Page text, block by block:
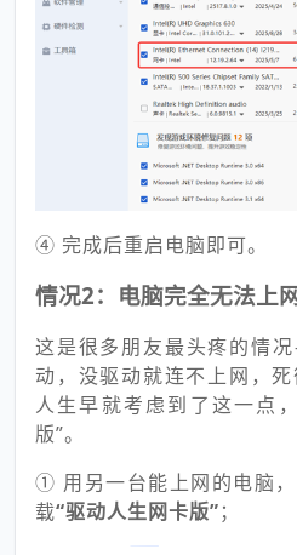
④ 完成后重启电脑即可。
情况2：电脑完全无法上
这是很多朋友最头疼的情
动，没驱动就连不上网，
人生早就考虑到了这一点
版”。
① 用另一台能上网的电脑
载“驱动人生网卡版”；